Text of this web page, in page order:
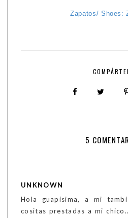
Zapatos/ Shoes:
5
UNKNOWN
Hola guapísima, a mi
cositas prestadas a mi